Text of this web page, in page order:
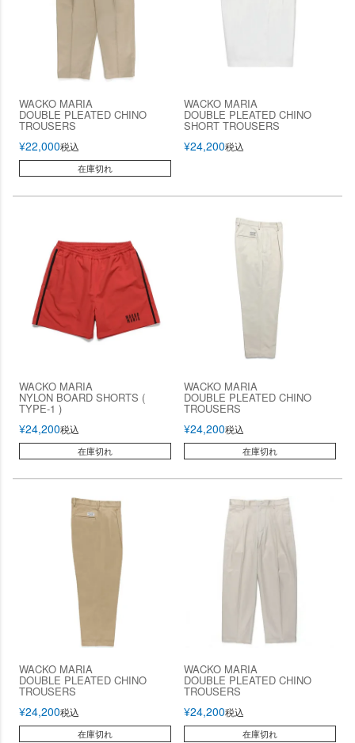
WACKO MARIA
DOUBLE PLEATED CHINO
TROUSERS
¥22,000税込
在庫切れ
WACKO MARIA
DOUBLE PLEATED CHINO
SHORT TROUSERS
¥24,200税込
WACKO MARIA
NYLON BOARD SHORTS (
TYPE-1 )
¥24,200税込
在庫切れ
WACKO MARIA
DOUBLE PLEATED CHINO
TROUSERS
¥24,200税込
在庫切れ
WACKO MARIA
DOUBLE PLEATED CHINO
TROUSERS
¥24,200税込
在庫切れ
WACKO MARIA
DOUBLE PLEATED CHINO
TROUSERS
¥24,200税込
在庫切れ